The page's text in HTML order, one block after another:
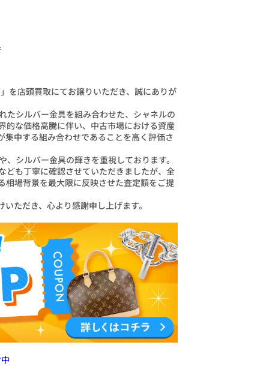
を店頭買取にてお譲りいただき、誠にありが
たシルバー金具を組み合わせた、シャネルの
的な価格高騰に伴い、中古市場における資産
中する組み合わせであることを高く評価さ
シルバー金具の輝きを重視しております。
ども丁寧に確認させていただきましたが、全
相場背景を最大限に反映させた査定額をご提
ただき、心より感謝申し上げます。